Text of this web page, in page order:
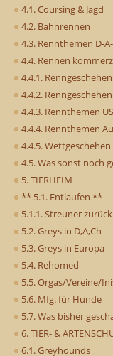
4.1. Coursing & Jagd
4.2. Bahnrennen
4.3. Rennthemen D-
4.4. Rennen
4.4.1.
4.4.2.
4.4.3. Rennthemen
4.4.4. Rennthemen
4.4.5. Wettgeschehen
4.5. Was sonst noch
5. TIERHEIM
** 5.1. Entlaufen **
5.1.1. Streuner zurück
5.2. Greys in D,A,Ch
5.3. Greys in Europa
5.4. Rehomed
5.5. Orgas/Vereine/
5.6. Mfg. für Hunde
5.7. Was bisher
6. TIER- &
6.1. Greyhounds